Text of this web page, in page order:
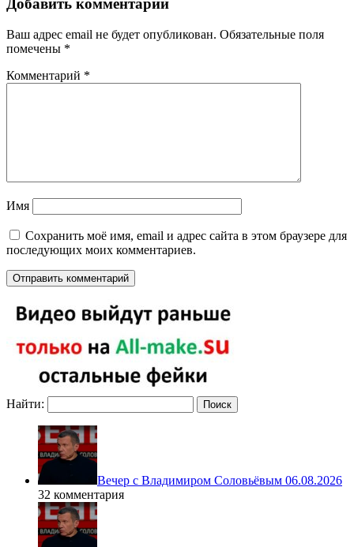
Добавить комментарий
Ваш адрес email не будет опубликован. Обязательные поля
помечены *
Комментарий *
Имя
Сохранить моё имя, email и адрес сайта в этом браузере для
последующих моих комментариев.
Найти:
Вечер с Владимиром Соловьёвым 06.08.2026
32 комментария